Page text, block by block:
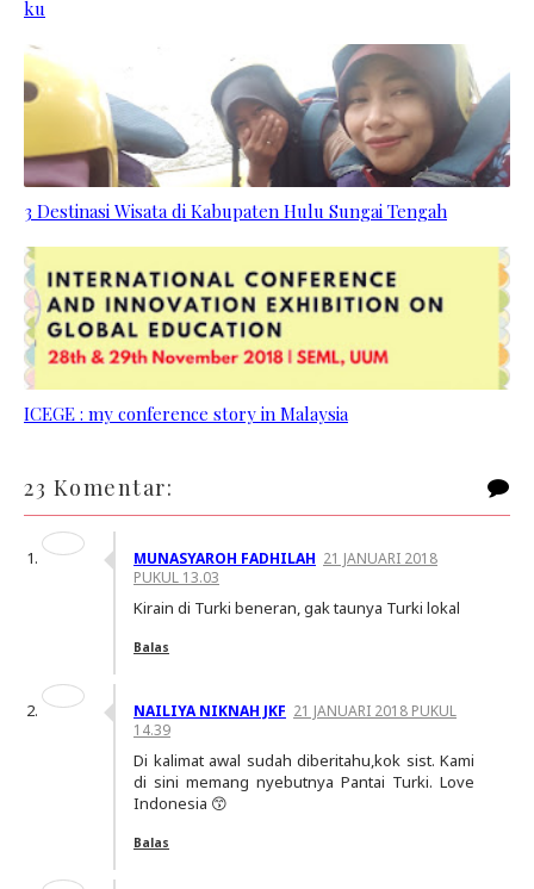
ku
3 Destinasi Wisata di Kabupaten Hulu Sungai Tengah
ICEGE : my conference story in Malaysia
23 Komentar:
MUNASYAROH FADHILAH 21 JANUARI 2018
PUKUL 13.03
Kirain di Turki beneran, gak taunya Turki lokal
Balas
NAILIYA NIKNAH JKF 21 JANUARI 2018 PUKUL
14.39
Di kalimat awal sudah diberitahu,kok sist. Kami
di sini memang nyebutnya Pantai Turki. Love
Indonesia 😙
Balas